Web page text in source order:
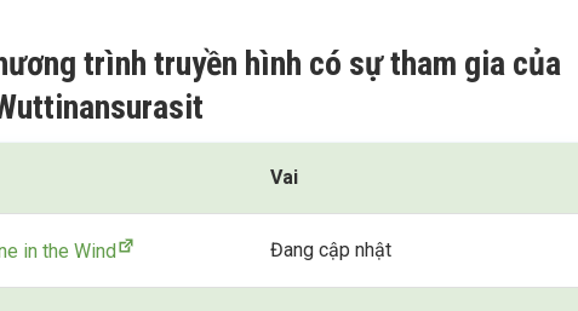
trình truyền hình có sự tham gia của
Vai
in the Wind Đang cập nhật